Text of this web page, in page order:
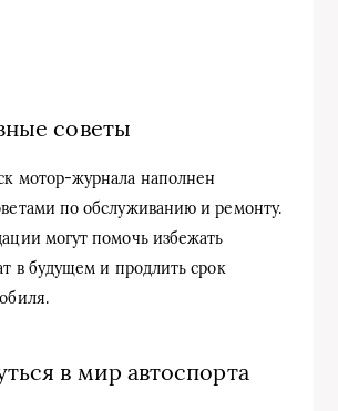
советы
мотор-журнала наполнен
по обслуживанию и ремонту.
могут помочь избежать
в будущем и продлить срок
в мир автоспорта